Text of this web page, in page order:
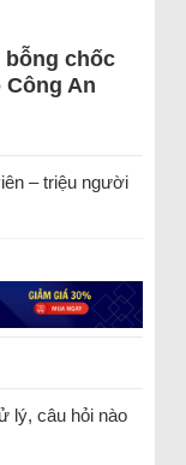
bỗng chốc
An
– triệu người
lý, câu hỏi nào